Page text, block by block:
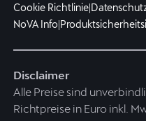
Cookie Richtlinie|
NoVA Info|
Disclaimer
Alle Preise sind
Richtpreise in Euro inkl.